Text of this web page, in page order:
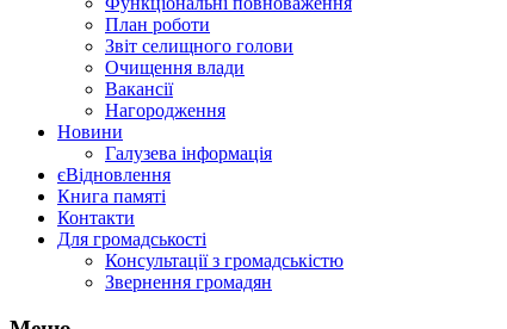
План роботи
Звіт селищного голови
Очищення влади
Вакансії
Нагородження
Новини
Галузева інформація
єВідновлення
Книга памяті
Контакти
Для громадськості
Консультації з громадськістю
Звернення громадян